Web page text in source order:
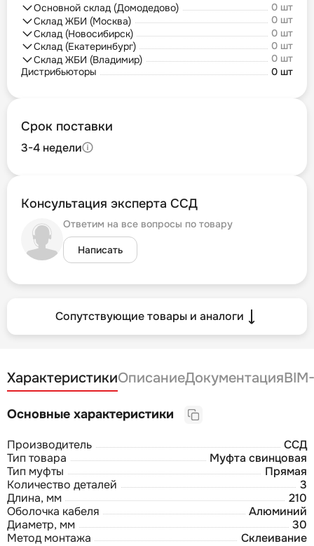
Основной склад (Домодедово)
0 шт
Склад ЖБИ (Москва)
0 шт
Склад (Новосибирск)
0 шт
Склад (Екатеринбург)
0 шт
Склад ЖБИ (Владимир)
0 шт
Дистрибьюторы
0 шт
Срок поставки
3-4 недели
Консультация эксперта ССД
Ответим на все вопросы по товару
Написать
Сопутствующие товары и аналоги
ХарактеристикиОписаниеДокументация
Основные характеристики
Производитель
ССД
Тип товара
Муфта свинцовая
Тип муфты
Прямая
Количество деталей
3
Длина, мм
210
Оболочка кабеля
Алюминий
Диаметр, мм
30
Метод монтажа
Склеивание